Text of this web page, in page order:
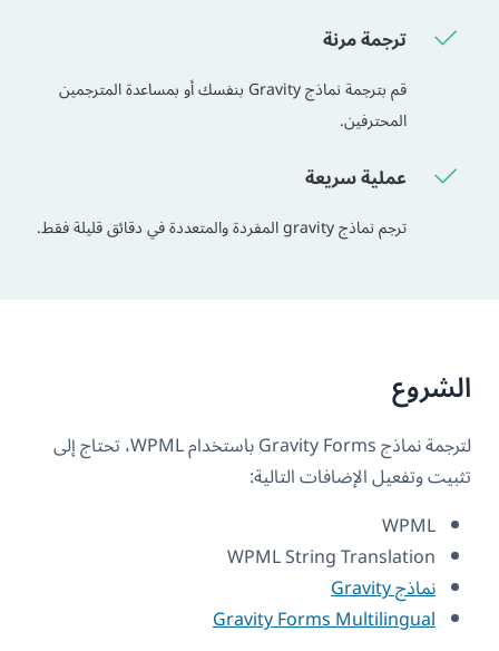
ترجمة مرنة
قم بترجمة نماذج Gravity بنفسك أو بمساعدة المترجمين
المحترفين.
عملية سريعة
ترجم نماذج gravity المفردة والمتعددة في دقائق قليلة فقط.
الشروع
لترجمة نماذج Gravity Forms باستخدام WPML، تحتاج إلى
تثبيت وتفعيل الإضافات التالية:
WPML
WPML String Translation
نماذج Gravity
Gravity Forms Multilingual